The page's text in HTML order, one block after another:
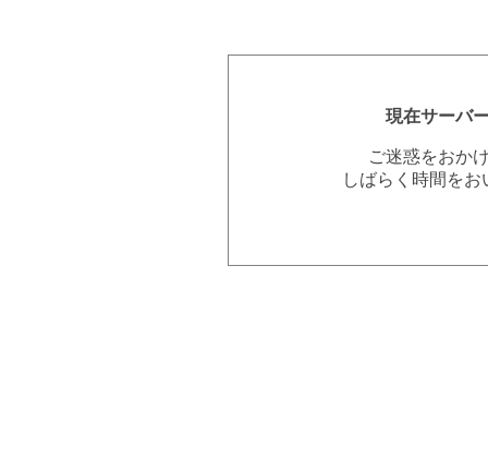
現在サーバ
ご迷惑をおか
しばらく時間を